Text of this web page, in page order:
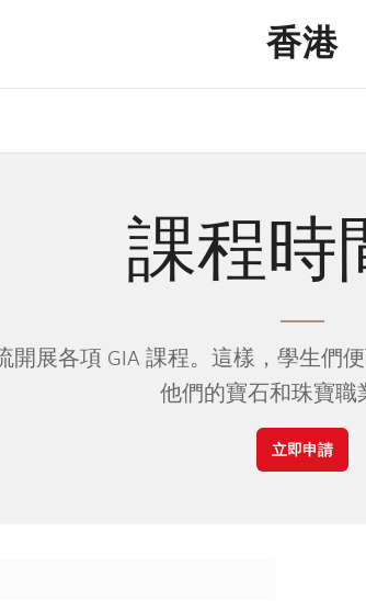
香港
課程時
開展各項 GIA 課程。這樣，學生們
他們的寶石和珠寶職
立即申請